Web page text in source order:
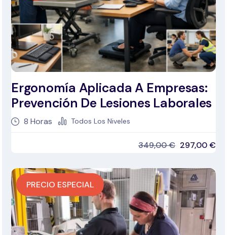
Ergonomía Aplicada A Empresas:
Prevención De Lesiones Laborales
8 Horas Todos Los Niveles
349,00€ 297,00€
PRECIO ESPECIAL